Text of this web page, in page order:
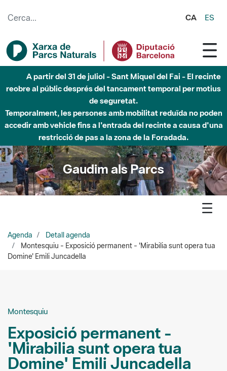
CA ES
Fins al desembre de 2026 - Parc Fluvial Besòs -
Afectacions a la llera del Parc Fluvial del Besòs degut a
obres de construcció d'una passera sobre el riu
Gaudim als Parcs
Agenda
Detall agenda
Montesquiu - Exposició permanent - 'Mirabilia sunt opera tua
'Mirabilia sunt opera tua
Domine' Emili Juncadella